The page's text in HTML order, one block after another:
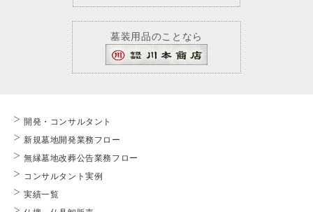
墓装用品のことなら
開発・コンサルタント
新規墓地開発業務フロー
無縁墓地改葬公告業務フロー
コンサルタント実例
実績一覧